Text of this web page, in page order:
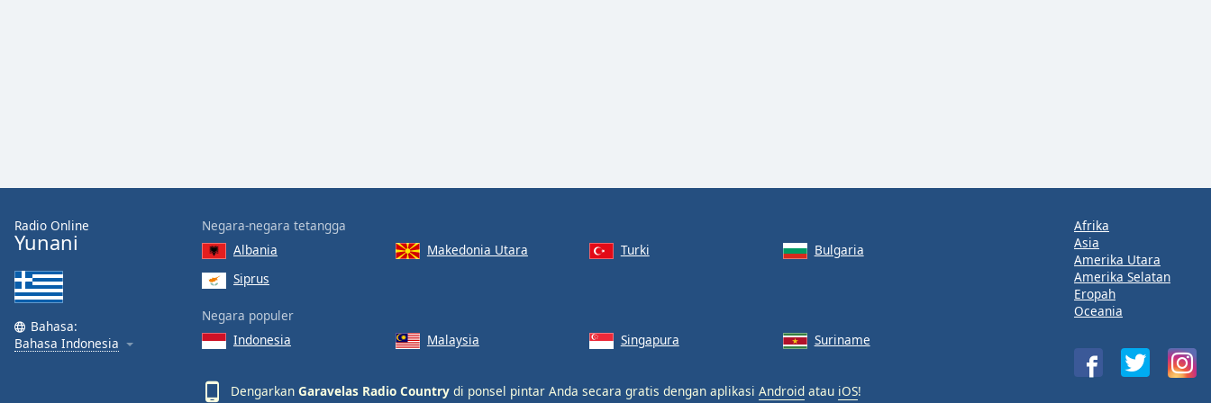
Beginning
dialog
window.
Escape
will
Radio Online
Yunani
Bahasa:
Bahasa Indonesia
Negara-negara tetangga
Albania
Makedonia Utara Turki
Bulgaria
Siprus
Negara populer
Indonesia
Malaysia Singapura Suriname
Dengarkan Garavelas Radio Country di ponsel pintar Anda secara gratis dengan aplikasi Android atau iOS!
Afrika
Asia
Amerika Utara
Amerika Selatan
Eropah
Oceania